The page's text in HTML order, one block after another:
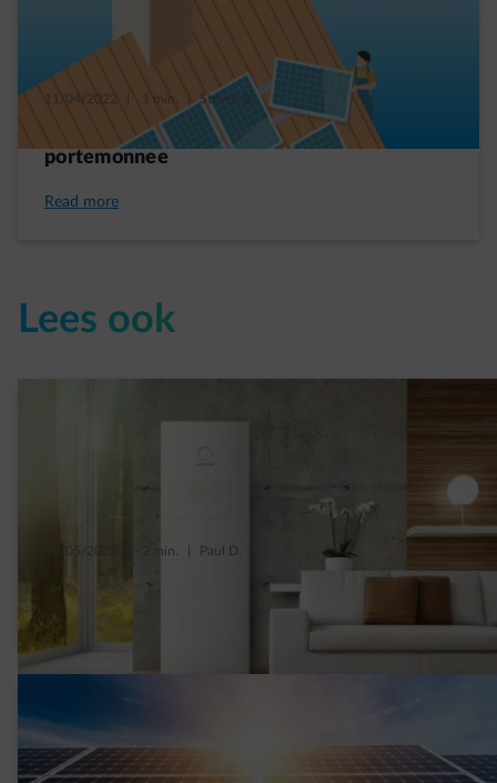
11/04/2022 1 min. Steven V.
Zonnepanelen: goed voor planeet en
portemonnee
Read more
Lees ook
02/05/2022 2 min. Paul D.
Een premie voor thuisbatterijen in